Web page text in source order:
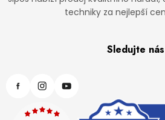
techniky za nejlepší
Sledujte nás